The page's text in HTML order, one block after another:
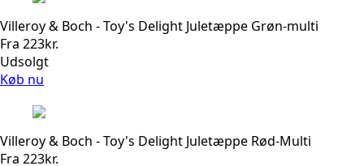
Villeroy & Boch - Toy's Delight Juletæppe Grøn-multi
Fra 223kr.
Udsolgt
Køb nu
Villeroy & Boch - Toy's Delight Juletæppe Rød-Multi
Fra 223kr.